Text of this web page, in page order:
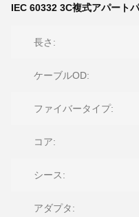
IEC 60332 3C複式アパート
長さ:
ケーブルOD:
ファイバータイプ:
コア:
シース:
アダプタ: